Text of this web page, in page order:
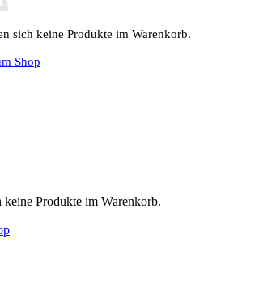
sich keine Produkte im Warenkorb.
Shop
keine Produkte im Warenkorb.